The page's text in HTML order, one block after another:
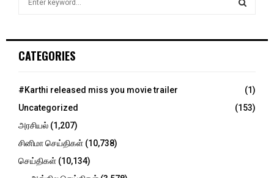
h
o
:
CATEGORIES
#Karthi released miss you movie trailer
(1)
Uncategorized
(153)
அரசியல் (1,207)
சினிமா செய்திகள் (10,738)
செய்திகள் (10,134)